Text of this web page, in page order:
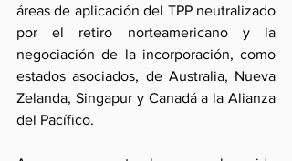
áreas de aplicación del TPP neutralizado
por el retiro norteamericano y la
negociación de la incorporación, como
estados asociados, de Australia, Nueva
Zelanda, Singapur y Canadá a la Alianza
del Pacífico.